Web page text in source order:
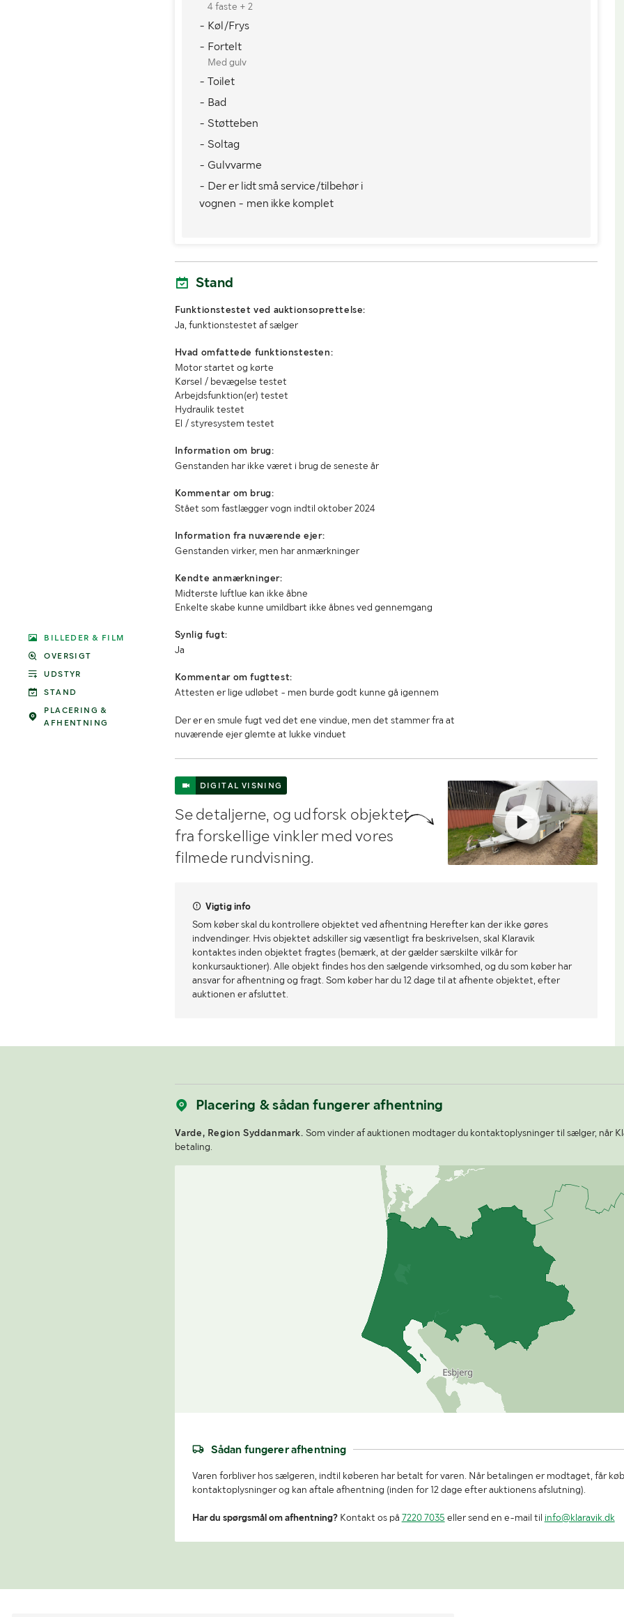
BILLEDER & FILM
OVERSIGT
UDSTYR
STAND
PLACERING &
AFHENTNING
Vægt i driftsklar stand/Lastvægt
(kg)
Bredde (mm)
Højde (mm)
4 faste + 2
- Køl/Frys
- Fortelt
Med gulv
- Toilet
- Bad
- Støtteben
- Soltag
- Gulvvarme
- Der er lidt små service/tilbehør i
vognen - men ikke komplet
Stand
Funktionstestet ved auktionsoprettelse:
Ja, funktionstestet af sælger
Hvad omfattede funktionstesten:
Motor startet og kørte
Kørsel / bevægelse testet
Arbejdsfunktion(er) testet
Hydraulik testet
El / styresystem testet
Information om brug:
Genstanden har ikke været i brug de seneste år
Kommentar om brug:
Stået som fastlægger vogn indtil oktober 2024
Information fra nuværende ejer:
Genstanden virker, men har anmærkninger
Kendte anmærkninger:
Midterste luftlue kan ikke åbne
Enkelte skabe kunne umildbart ikke åbnes ved gennemgang
Synlig fugt:
Ja
Kommentar om fugttest:
Attesten er lige udløbet - men burde godt kunne gå igennem
Der er en smule fugt ved det ene vindue, men det stammer fra at
nuværende ejer glemte at lukke vinduet
DIGITAL VISNING
Se detaljerne, og udforsk objektet
fra forskellige vinkler med vores
filmede rundvisning.
Vigtig info
Som køber skal du kontrollere objektet ved afhentning Herefter kan der ikke gøres
indvendinger. Hvis objektet adskiller sig væsentligt fra beskrivelsen, skal Klaravik
kontaktes inden objektet fragtes (bemærk, at der gælder særskilte vilkår for
konkursauktioner). Alle objekt findes hos den sælgende virksomhed, og du som køber har
ansvar for afhentning og fragt. Som køber har du 12 dage til at afhente objektet, efter
auktionen er afsluttet.
Placering & sådan fungerer afhentning
Varde, Region Syddanmark. Som vinder af auktionen modtager du kontaktoplysninger til sælger, når
betaling.
Sådan fungerer afhentning
Varen forbliver hos sælgeren, indtil køberen har betalt for varen. Når betalingen er modtaget, får
kontaktoplysninger og kan aftale afhentning (inden for 12 dage efter auktionens afslutning).
Har du spørgsmål om afhentning?Kontakt os på 7220 7035 eller send en e-mail til info@klaravik.dk